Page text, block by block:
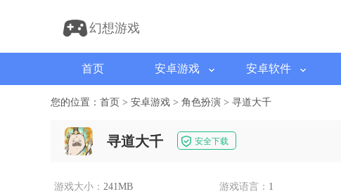
幻想游戏
首页 安卓游戏 安卓软件
您的位置： 首页 > 安卓游戏 > 角色扮演 > 寻道大千
寻道大千 安全下载
游戏大小： 241MB 游戏语言： 1